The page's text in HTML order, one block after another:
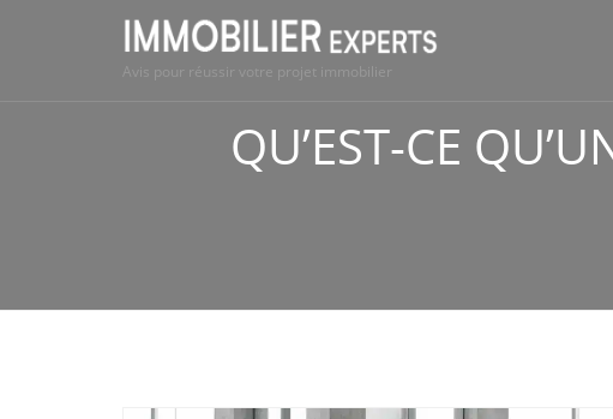
Avis pour réussir votre projet immobilier
QU’EST-CE